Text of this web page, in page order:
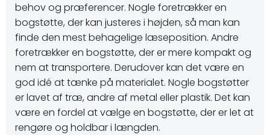
behov og præferencer. Nogle foretrækker en
bogstøtte, der kan justeres i højden, så man kan
finde den mest behagelige læseposition. Andre
foretrækker en bogstøtte, der er mere kompakt og
nem at transportere. Derudover kan det være en
god idé at tænke på materialet. Nogle bogstøtter
er lavet af træ, andre af metal eller plastik. Det kan
være en fordel at vælge en bogstøtte, der er let at
rengøre og holdbar i længden.